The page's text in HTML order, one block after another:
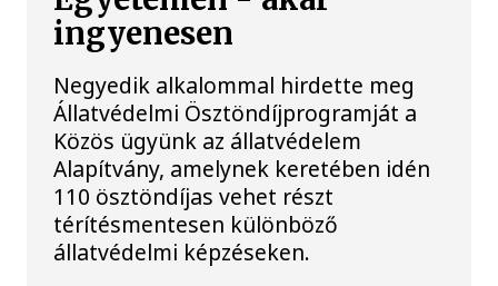
ingyenesen
Negyedik alkalommal hirdette meg
Állatvédelmi Ösztöndíjprogramját a
Közös ügyünk az állatvédelem
Alapítvány, amelynek keretében idén
110 ösztöndíjas vehet részt
térítésmentesen különböző
állatvédelmi képzéseken.